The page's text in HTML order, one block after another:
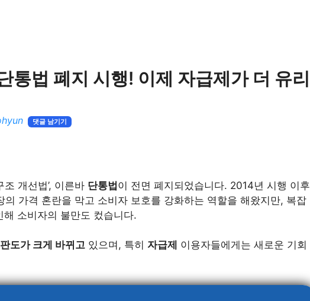
법 폐지 시행! 이제 자급제가 더 유리
댓글 남기기
개선법’, 이른바 단통법이 전면 폐지되었습니다. 2014년 시행 이후
가격 혼란을 막고 소비자 보호를 강화하는 역할을 해왔지만, 복잡
소비자의 불만도 컸습니다.
도가 크게 바뀌고 있으며, 특히 자급제 이용자들에게는 새로운 기회